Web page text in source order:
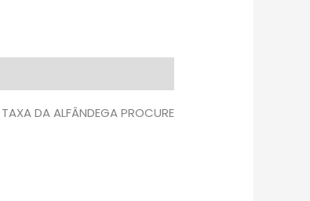
DA ALFÂNDEGA PROCURE